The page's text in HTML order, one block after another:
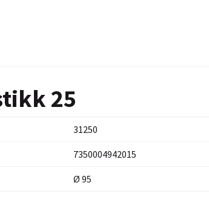
25
31250
7350004942015
Ø 95